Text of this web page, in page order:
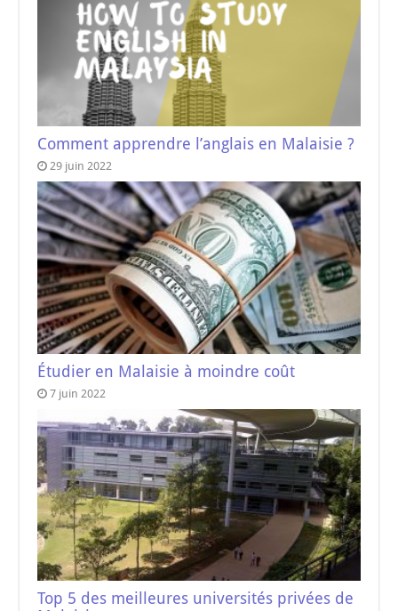
Comment apprendre l’anglais en Malaisie ?
29 juin 2022
Étudier en Malaisie à moindre coût
7 juin 2022
Top 5 des meilleures universités privées de